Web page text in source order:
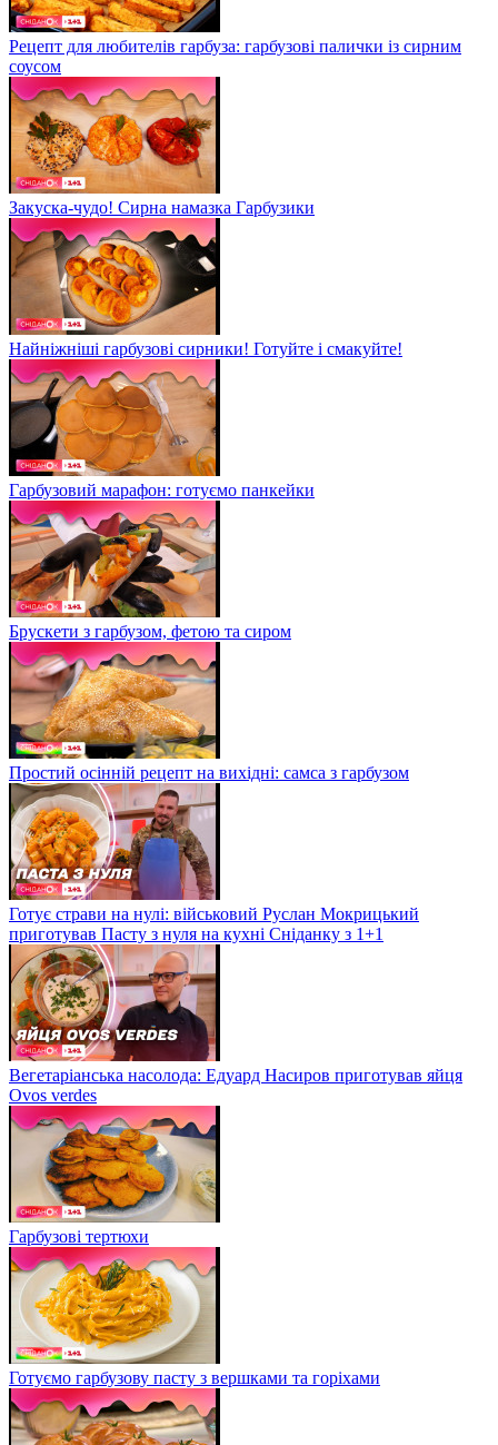
Рецепт для любителів гарбуза: гарбузові палички із сирним
соусом
Закуска-чудо! Сирна намазка Гарбузики
Найніжніші гарбузові сирники! Готуйте і смакуйте!
Гарбузовий марафон: готуємо панкейки
Брускети з гарбузом, фетою та сиром
Простий осінній рецепт на вихідні: самса з гарбузом
Готує страви на нулі: військовий Руслан Мокрицький
приготував Пасту з нуля на кухні Сніданку з 1+1
Вегетаріанська насолода: Едуард Насиров приготував яйця
Ovos verdes
Гарбузові тертюхи
Готуємо гарбузову пасту з вершками та горіхами